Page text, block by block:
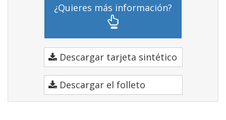
¿Quieres más información?
Descargar tarjeta sintético
Descargar el folleto